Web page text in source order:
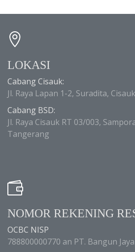
LOKASI
Cabang Cisauk:
Jl. Raya Lapan 1-2, Suradita,
Cabang BSD:
Jl. Raya Cisauk RT 03/003,
Tangerang
NOMOR REKENING
OCBC NISP
788800000770 an PT. Bangun